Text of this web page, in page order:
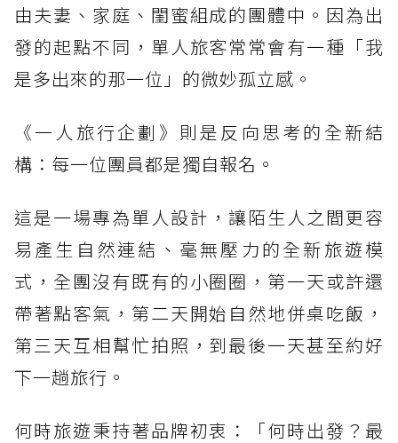
由夫妻、家庭、閨蜜組成的團體中。因為出
發的起點不同，單人旅客常常會有一種「我
是多出來的那一位」的微妙孤立感。
《一人旅行企劃》則是反向思考的全新結
構：每一位團員都是獨自報名。
這是一場專為單人設計，讓陌生人之間更容
易產生自然連結、毫無壓力的全新旅遊模
式，全團沒有既有的小圈圈，第一天或許還
帶著點客氣，第二天開始自然地併桌吃飯，
第三天互相幫忙拍照，到最後一天甚至約好
下一趟旅行。
何時旅遊秉持著品牌初衷：「何時出發？最